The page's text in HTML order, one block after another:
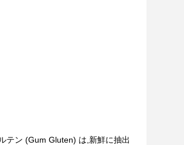
テン (Gum Gluten) は,新鮮に抽出